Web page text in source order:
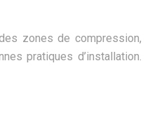
zones de compression,
pratiques d’installation.